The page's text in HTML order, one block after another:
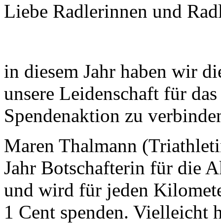
Liebe Radlerinnen und
in diesem Jahr haben wir
unsere Leidenschaft für
Spendenaktion zu
Maren Thalmann
Jahr Botschafterin für die
und wird für jeden
1 Cent spenden. Vielleicht